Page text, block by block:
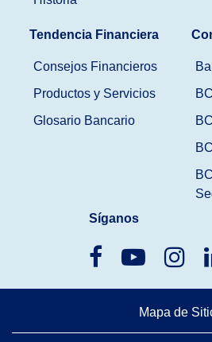
Tendencia Financiera
Consejos Financieros
Productos y Servicios
Glosario Bancario
Síganos
Mapa de